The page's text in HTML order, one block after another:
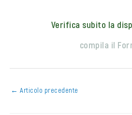
Verifica subito la
compila il
← Articolo precedente